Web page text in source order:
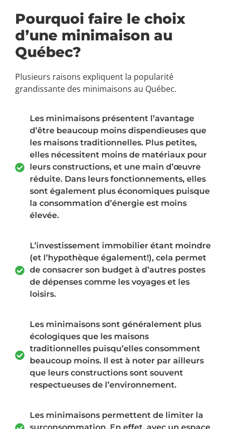
Pourquoi faire le choix
d’une minimaison au
Québec?
Plusieurs raisons expliquent la popularité
grandissante des minimaisons au Québec.
Les minimaisons présentent l’avantage
d’être beaucoup moins dispendieuses que
les maisons traditionnelles. Plus petites,
elles nécessitent moins de matériaux pour
leurs constructions, et une main d’œuvre
réduite. Dans leurs fonctionnements, elles
sont également plus économiques puisque
la consommation d’énergie est moins
élevée.
L’investissement immobilier étant moindre
(et l’hypothèque également!), cela permet
de consacrer son budget à d’autres postes
de dépenses comme les voyages et les
loisirs.
Les minimaisons sont généralement plus
écologiques que les maisons
traditionnelles puisqu’elles consomment
beaucoup moins. Il est à noter par ailleurs
que leurs constructions sont souvent
respectueuses de l’environnement.
Les minimaisons permettent de limiter la